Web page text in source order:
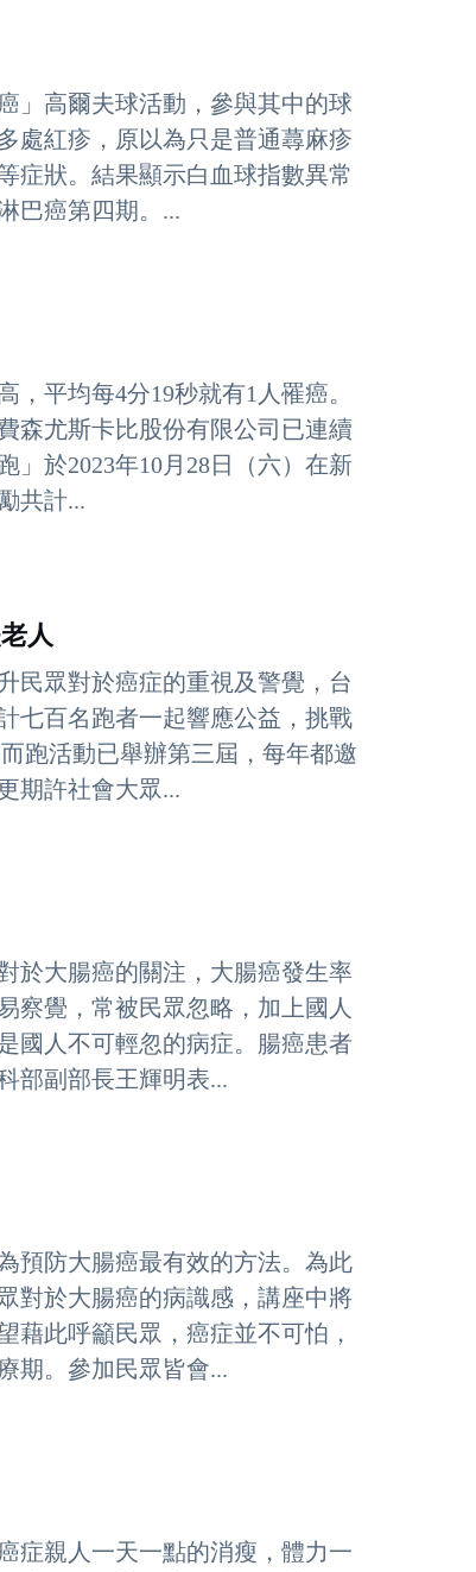
」高爾夫球活動，參與其中的球
處紅疹，原以為只是普通蕁麻疹
症狀。結果顯示白血球指數異常
巴癌第四期。...
，平均每4分19秒就有1人罹癌。
森尤斯卡比股份有限公司已連續
」於2023年10月28日（六）在新
共計...
人
民眾對於癌症的重視及警覺，台
七百名跑者一起響應公益，挑戰
跑活動已舉辦第三屆，每年都邀
期許社會大眾...
於大腸癌的關注，大腸癌發生率
察覺，常被民眾忽略，加上國人
國人不可輕忽的病症。腸癌患者
部副部長王輝明表...
預防大腸癌最有效的方法。為此
對於大腸癌的病識感，講座中將
藉此呼籲民眾，癌症並不可怕，
期。參加民眾皆會...
症親人一天一點的消瘦，體力一